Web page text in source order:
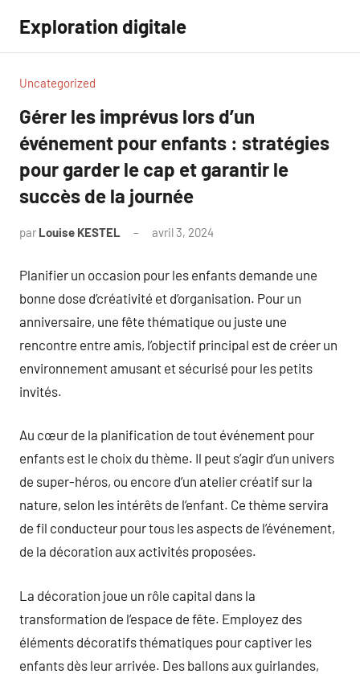
contenu
Exploration digitale
Uncategorized
Gérer les imprévus lors d’un
événement pour enfants : stratégies
pour garder le cap et garantir le
succès de la journée
par Louise KESTEL avril 3, 2024
Planifier un occasion pour les enfants demande une
bonne dose d’créativité et d’organisation. Pour un
anniversaire, une fête thématique ou juste une
rencontre entre amis, l’objectif principal est de créer un
environnement amusant et sécurisé pour les petits
invités.
Au cœur de la planification de tout événement pour
enfants est le choix du thème. Il peut s’agir d’un univers
de super-héros, ou encore d’un atelier créatif sur la
nature, selon les intérêts de l’enfant. Ce thème servira
de fil conducteur pour tous les aspects de l’événement,
de la décoration aux activités proposées.
La décoration joue un rôle capital dans la
transformation de l’espace de fête. Employez des
éléments décoratifs thématiques pour captiver les
enfants dès leur arrivée. Des ballons aux guirlandes,